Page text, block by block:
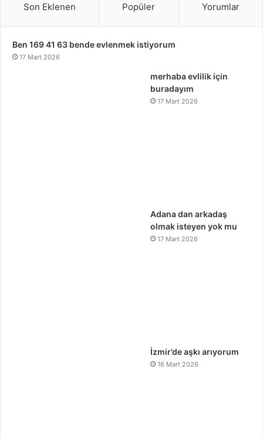
Son Eklenen Popüler Yorumlar
Ben 169 41 63 bende evlenmek istiyorum
17 Mart 2026
merhaba evlilik için
buradayım
17 Mart 2026
Adana dan arkadaş
olmak isteyen yok mu
17 Mart 2026
İzmir’de aşkı arıyorum
16 Mart 2026